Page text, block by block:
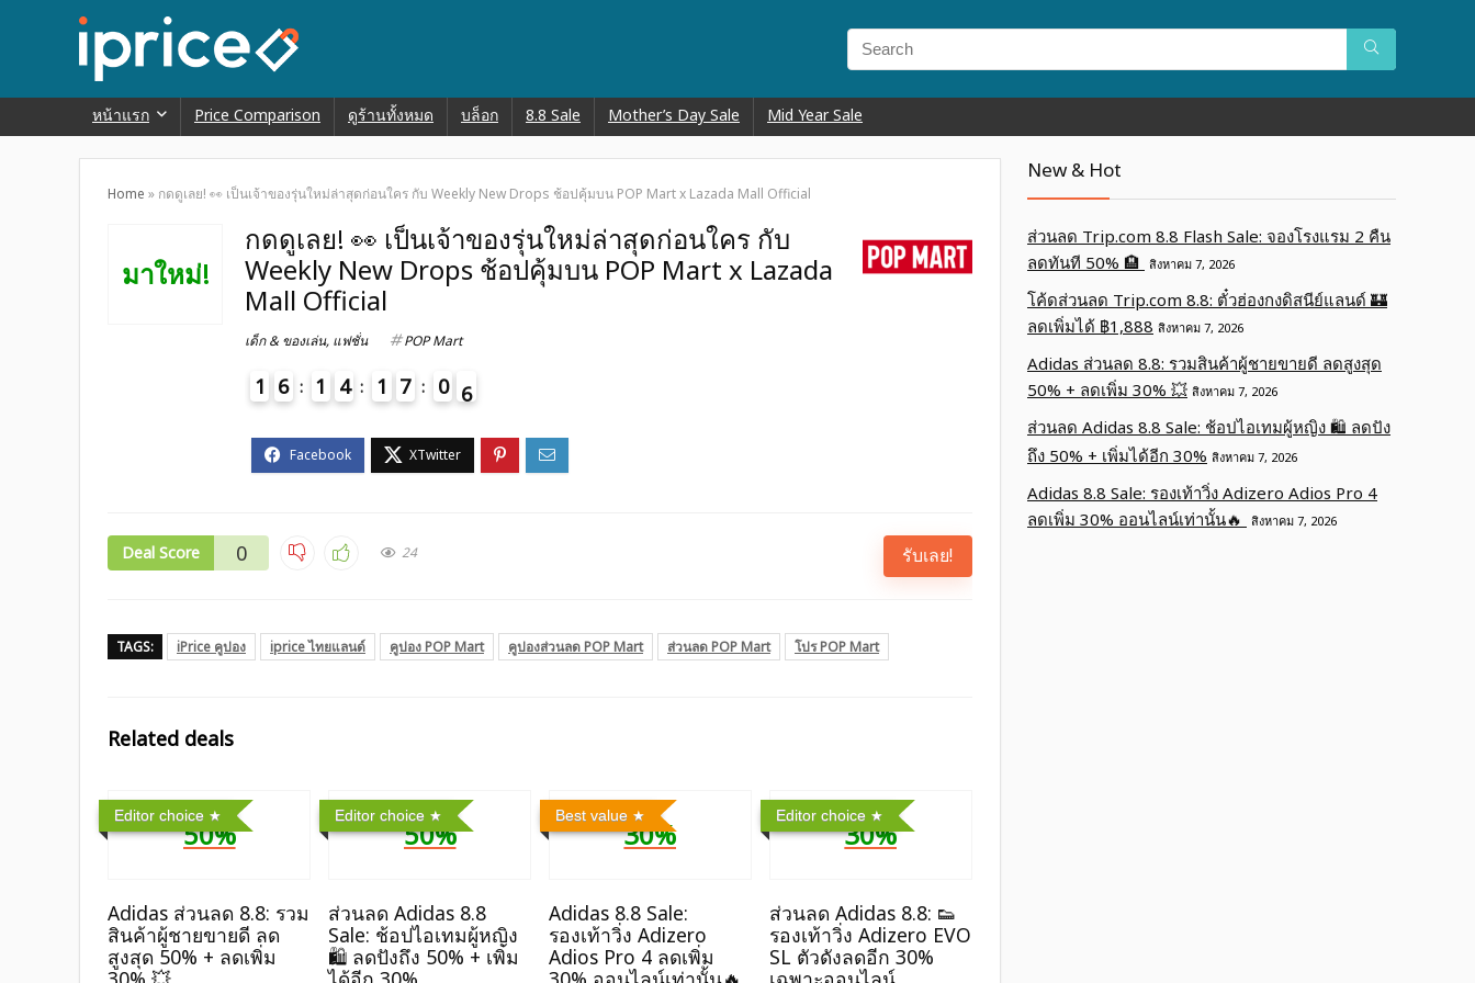
หน้าแรก Price Comparison ดูร้านทั้งหมด บล็อก 8.8 Sale Mother’s Day Sale Mid Year Sale
Home » กดดูเลย! 👀 เป็นเจ้าของรุ่นใหม่ล่าสุดก่อนใคร กับ Weekly New Drops ช้อปคุ้มบน POP Mart x Lazada Mall Official
มาใหม่!
กดดูเลย! 👀 เป็นเจ้าของรุ่นใหม่ล่าสุดก่อนใคร กับ
Weekly New Drops ช้อปคุ้มบน POP Mart x Lazada
Mall Official
เด็ก & ของเล่น, แฟชั่น POP Mart
1 6 1 4 1 7 0 5
6
Deal Score 0 24 รับเลย!
TAGS: iPrice คูปอง iprice ไทยแลนด์ คูปอง POP Mart คูปองส่วนลด POP Mart ส่วนลด POP Mart โปร POP Mart
Related deals
Editor choice
50%
Adidas ส่วนลด 8.8: รวม
สินค้าผู้ชายขายดี ลด
สูงสุด 50% + ลดเพิ่ม
Editor choice
50%
ส่วนลด Adidas 8.8
Sale: ช้อปไอเทมผู้หญิง
🛍️ ลดปังถึง 50% + เพิ่ม
Best value
30%
Adidas 8.8 Sale:
รองเท้าวิ่ง Adizero
Adios Pro 4 ลดเพิ่ม
Editor choice
30%
ส่วนลด Adidas 8.8: 👟
รองเท้าวิ่ง Adizero EVO
SL ตัวดังลดอีก 30%
New & Hot
ส่วนลด Trip.com 8.8 Flash Sale: จองโรงแรม 2 คืน
ลดทันที 50% 🏨 สิงหาคม 7, 2026
โค้ดส่วนลด Trip.com 8.8: ตั๋วฮ่องกงดิสนีย์แลนด์ 🏰
ลดเพิ่มได้ ฿1,888 สิงหาคม 7, 2026
Adidas ส่วนลด 8.8: รวมสินค้าผู้ชายขายดี ลดสูงสุด
50% + ลดเพิ่ม 30% 💥 สิงหาคม 7, 2026
ส่วนลด Adidas 8.8 Sale: ช้อปไอเทมผู้หญิง 🛍️ ลดปัง
ถึง 50% + เพิ่มได้อีก 30% สิงหาคม 7, 2026
Adidas 8.8 Sale: รองเท้าวิ่ง Adizero Adios Pro 4
ลดเพิ่ม 30% ออนไลน์เท่านั้น🔥
สิงหาคม 7, 2026